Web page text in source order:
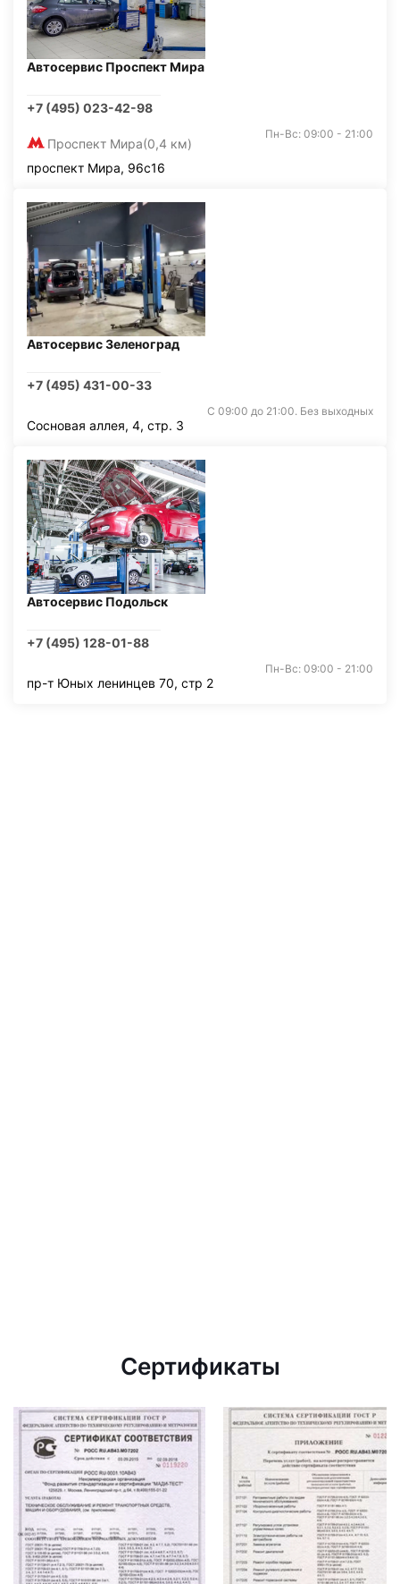
Автосервис Проспект Мира
+7 (495) 023-42-98
Проспект Мира(0,4 км)
Пн-Вс: 09:00 - 21:00
проспект Мира, 96с16
Автосервис Зеленоград
+7 (495) 431-00-33
С 09:00 до 21:00. Без выходных
Сосновая аллея, 4, стр. 3
Автосервис Подольск
+7 (495) 128-01-88
Пн-Вс: 09:00 - 21:00
пр-т Юных ленинцев 70, стр 2
Сертификаты